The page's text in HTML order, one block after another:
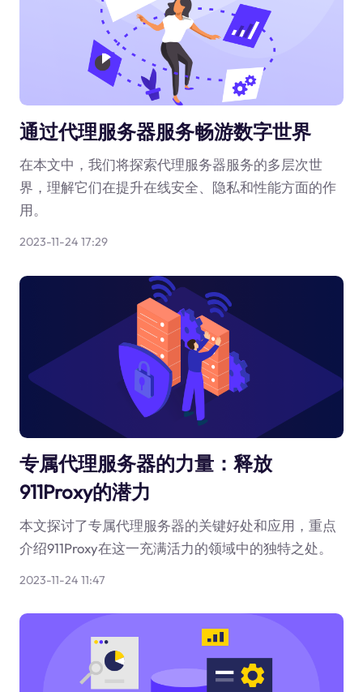
通过代理服务器服务畅游数字世界
在本文中，我们将探索代理服务器服务的多层次世
界，理解它们在提升在线安全、隐私和性能方面的作
用。
2023-11-24 17:29
专属代理服务器的力量：释放
911Proxy的潜力
本文探讨了专属代理服务器的关键好处和应用，重点
介绍911Proxy在这一充满活力的领域中的独特之处。
2023-11-24 11:47